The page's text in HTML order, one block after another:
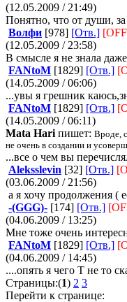
(12.05.2009 / 21:49)
Понятно, что от души,
Волфи [978] [Отв.]
(12.05.2009 / 23:58)
В смысле я не знала
FANtoM [1829] [Отв.]
(14.05.2009 / 06:06)
...увы я грешник
FANtoM [1829] [Отв.]
(14.05.2009 / 06:11)
Mata Hari пишет: Вроде,
не очень в создании и
...все о чем вы
Aleksslevin [32] [Отв.]
(03.06.2009 / 21:56)
а я хочу продолжения (
-(GGG)- [174] [Отв.]
(04.06.2009 / 13:25)
Мне тоже очень
FANtoM [1829] [Отв.]
(04.06.2009 / 14:45)
....опять я чего Т не то
Страницы:(1) 2 3
Перейти к странице: